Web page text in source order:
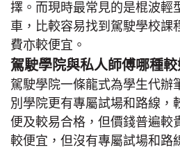
擇。而現時最常見的是棍波輕
車，比較容易找到駕駛學校課
費亦較便宜。
駕駛學院與私人師傅哪種較
駕駛學院一條龍式為學生代辦
別學院更有專屬試場和路線，
便及較易合格，但價錢普遍較
較便宜，但沒有專屬試場和路